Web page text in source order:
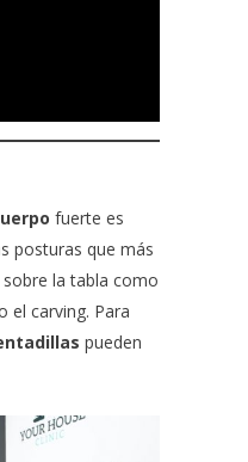
fuerte es
posturas que más
la tabla como
el carving. Para
pueden